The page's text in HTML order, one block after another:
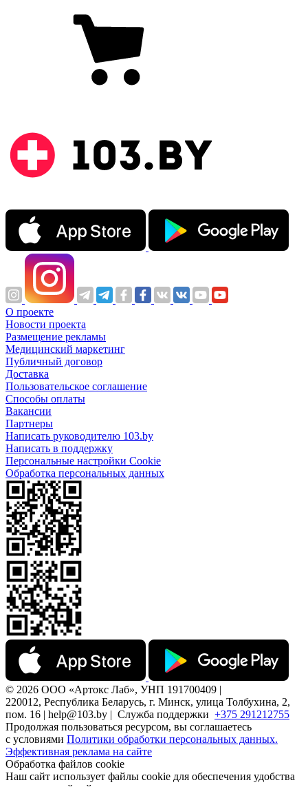
О проекте
Новости проекта
Размещение рекламы
Медицинский маркетинг
Публичный договор
Доставка
Пользовательское соглашение
Способы оплаты
Вакансии
Партнеры
Написать руководителю 103.by
Написать в поддержку
Персональные настройки Cookie
Обработка персональных данных
© 2026 ООО «Артокс Лаб», УНП 191700409 |
220012, Республика Беларусь, г. Минск, улица Толбухина, 2,
пом. 16 | help@103.by | Служба поддержки +375 291212755
Продолжая пользоваться ресурсом, вы соглашаетесь
с условиями Политики обработки персональных данных.
Эффективная реклама на сайте
Обработка файлов cookie
Наш сайт использует файлы cookie для обеспечения удобства